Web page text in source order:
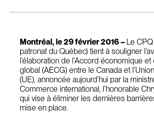
Montréal, le 29 février 2016 – Le
patronat du Québec) tient à souligner
l’élaboration de l’Accord économique
global (AECG) entre le Canada et
(UE), annoncée aujourd’hui par la
Commerce international, l’honorable
qui vise à éliminer les dernières
mise en place.